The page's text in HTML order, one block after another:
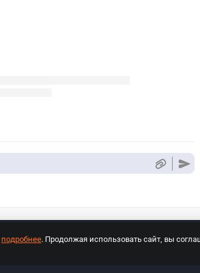
подробнее. Продолжая использовать сайт, вы